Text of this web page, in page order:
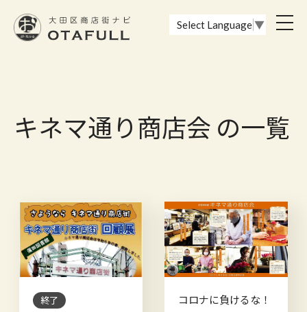
Select Language ▼
キネマ通り商店会 の一覧
終了
コロナに負けるな！